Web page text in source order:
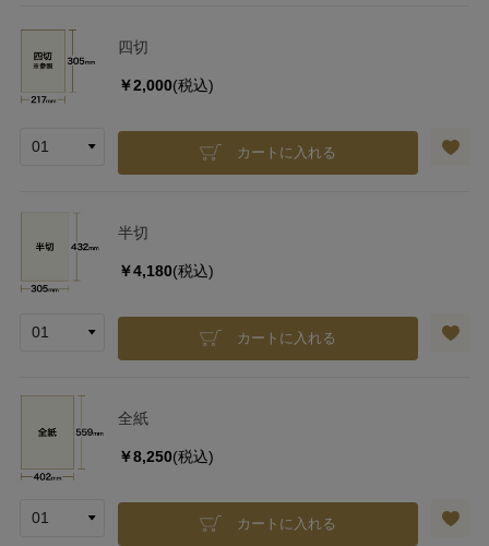
四切
￥2,000(税込)
カートに入れる
半切
￥4,180(税込)
カートに入れる
全紙
￥8,250(税込)
カートに入れる